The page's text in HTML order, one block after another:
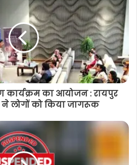
कार्यक्रम का आयोजन : रायपुर
लोगों को किया जागरूक